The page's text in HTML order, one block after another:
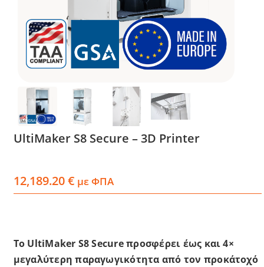
Services
Academy
Software
Blog
Επικοινωνία
UltiMaker S8 Secure – 3D Printer
12,189.20€ με ΦΠΑ
Το UltiMaker S8 Secure προσφέρει έως και 4×
μεγαλύτερη παραγωγικότητα από τον προκάτοχό